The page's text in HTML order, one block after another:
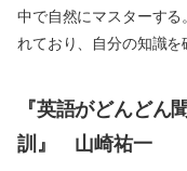
中で自然にマスターす
れており、自分の知識を
『英語がどんどん
訓』
山崎祐一